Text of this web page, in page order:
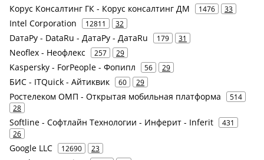
Корус Консалтинг ГК - Корус консалтинг ДМ 1476 33
Intel Corporation 12811 32
DатаРу - DataRu - ДатаРу - ДатаRu 179 31
Neoflex - Неофлекс 257 29
Kaspersky - ForPeople - Фопипл 56 29
БИС - ITQuick - Айтиквик 60 29
Ростелеком ОМП - Открытая мобильная платформа
514
28
Softline - Софтлайн Технологии - Инферит - Inferit
431
26
Google LLC 12690 23